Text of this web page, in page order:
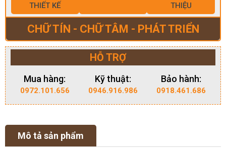
THIẾT KẾ
THIỆU
CHỮ TÍN - CHỮ TÂM - PHÁT TRIỂN
HỖ TRỢ
Mua hàng:
0972.101.656
Kỹ thuật:
0946.916.986
Bảo hành:
0918.461.686
Mô tả sản phẩm